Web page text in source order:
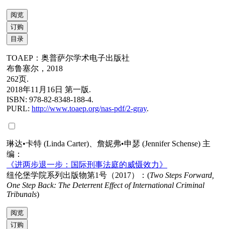
阅览
订购
目录
TOAEP：奥普萨尔学术电子出版社
布鲁塞尔，2018
262页.
2018年11月16日 第一版.
ISBN: 978-82-8348-188-4.
PURL: http://www.toaep.org/nas-pdf/2-gray.
琳达•卡特 (Linda Carter)、詹妮弗•申瑟 (Jennifer Schense) 主
编：
《进两步退一步：国际刑事法庭的威慑效力》
纽伦堡学院系列出版物第1号（2017）：(Two Steps Forward,
One Step Back: The Deterrent Effect of International Criminal
Tribunals)
阅览
订购